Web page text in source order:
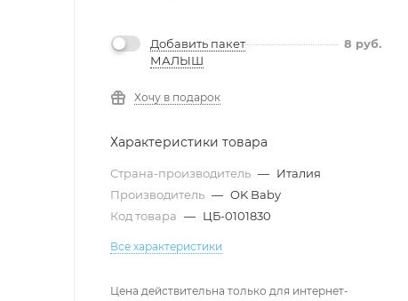
Добавить пакет
МАЛЫШ
8 руб.
Хочу в подарок
Характеристики товара
Страна-производитель — Италия
Производитель — OK Baby
Код товара — ЦБ-0101830
Все характеристики
Цена действительна только для интернет-